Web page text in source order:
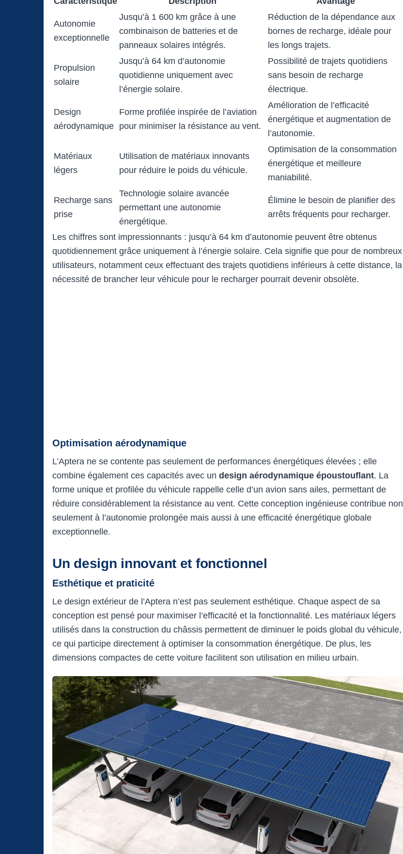
Autonomie
exceptionnelle
Jusqu’à 1 600 km grâce à une
combinaison de batteries et de
panneaux solaires intégrés.
Réduction de la dépendance aux
bornes de recharge, idéale pour
les longs trajets.
Propulsion
solaire
Jusqu’à 64 km d’autonomie
quotidienne uniquement avec
l’énergie solaire.
Possibilité de trajets quotidiens
sans besoin de recharge
électrique.
Design
aérodynamique
Forme profilée inspirée de l’aviation
pour minimiser la résistance au vent.
Amélioration de l’efficacité
énergétique et augmentation de
l’autonomie.
Matériaux
légers
Utilisation de matériaux innovants
pour réduire le poids du véhicule.
Optimisation de la consommation
énergétique et meilleure
maniabilité.
Recharge sans
prise
Technologie solaire avancée
permettant une autonomie
énergétique.
Élimine le besoin de planifier des
arrêts fréquents pour recharger.
Les chiffres sont impressionnants : jusqu’à 64 km d’autonomie peuvent être obtenus
quotidiennement grâce uniquement à l’énergie solaire. Cela signifie que pour de nombreux
utilisateurs, notamment ceux effectuant des trajets quotidiens inférieurs à cette distance, la
nécessité de brancher leur véhicule pour le recharger pourrait devenir obsolète.
Optimisation aérodynamique
L’Aptera ne se contente pas seulement de performances énergétiques élevées ; elle
combine également ces capacités avec un design aérodynamique époustouflant. La
forme unique et profilée du véhicule rappelle celle d’un avion sans ailes, permettant de
réduire considérablement la résistance au vent. Cette conception ingénieuse contribue non
seulement à l’autonomie prolongée mais aussi à une efficacité énergétique globale
exceptionnelle.
Un design innovant et fonctionnel
Esthétique et praticité
Le design extérieur de l’Aptera n’est pas seulement esthétique. Chaque aspect de sa
conception est pensé pour maximiser l’efficacité et la fonctionnalité. Les matériaux légers
utilisés dans la construction du châssis permettent de diminuer le poids global du véhicule,
ce qui participe directement à optimiser la consommation énergétique. De plus, les
dimensions compactes de cette voiture facilitent son utilisation en milieu urbain.